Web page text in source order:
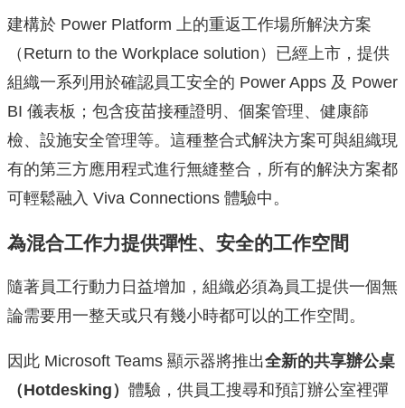
建構於 Power Platform 上的重返工作場所解決方案
（Return to the Workplace solution）已經上市，提供
組織一系列用於確認員工安全的 Power Apps 及 Power
BI 儀表板；包含疫苗接種證明、個案管理、健康篩
檢、設施安全管理等。這種整合式解決方案可與組織現
有的第三方應用程式進行無縫整合，所有的解決方案都
可輕鬆融入 Viva Connections 體驗中。
為混合工作力提供彈性、安全的工作空間
隨著員工行動力日益增加，組織必須為員工提供一個無
論需要用一整天或只有幾小時都可以的工作空間。
因此 Microsoft Teams 顯示器將推出全新的共享辦公桌
（Hotdesking） 體驗，供員工搜尋和預訂辦公室裡彈